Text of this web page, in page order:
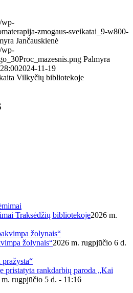
wp-
zmogaus-sveikatai_9-w800-
Jančauskienė
wp-
Palmyra
2024-11-19
Vilkyčių bibliotekoje
Traksėdžių bibliotekoje2026 m.
žolynais“2026 m. rugpjūčio 6 d.
pristatyta rankdarbių paroda „Kai
m. rugpjūčio 5 d. - 11:16